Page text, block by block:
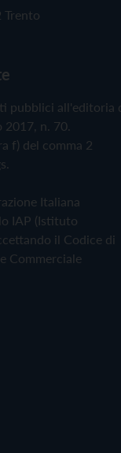
Trento
pubblici all'editoria
n. 70.
f) del comma 2
Italiana
IAP (Istituto
il Codice di
Commerciale